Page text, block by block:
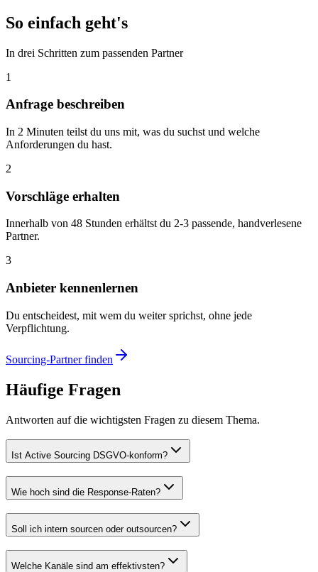
So einfach geht's
In drei Schritten zum passenden Partner
1
Anfrage beschreiben
In 2 Minuten teilst du uns mit, was du suchst und welche
Anforderungen du hast.
2
Vorschläge erhalten
Innerhalb von 48 Stunden erhältst du 2-3 passende, handverlesene
Partner.
3
Anbieter kennenlernen
Du entscheidest, mit wem du weiter sprichst, ohne jede
Verpflichtung.
Sourcing-Partner finden
Häufige Fragen
Antworten auf die wichtigsten Fragen zu diesem Thema.
Ist Active Sourcing DSGVO-konform?
Wie hoch sind die Response-Raten?
Soll ich intern sourcen oder outsourcen?
Welche Kanäle sind am effektivsten?